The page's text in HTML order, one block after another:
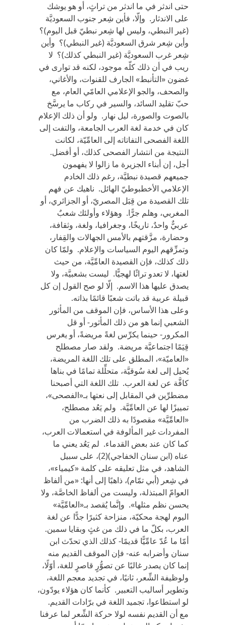
حتى اندثر في ما اندثر من تراثٍ، أو هو يوشك
على الاندثار. وإلّا، فأين شِعر جنوب السعوديَّة
(غير النبطي، وليس لها شِعر نبطيّ قبل اليوم)؟
وأين شِعر شرق السعوديَّة (غير النبطي)؟ وأين
شِعر غرب السعوديَّة (غير النبطي كذلك)؟ لا
ريب في أن ذلك كلّه موجود، لكنه قد توارى في
غضون «التأنبط» الجارف للقنوات، والأغاني،
والصحف، والجو الإعلامي العامّي العام، مع
حبّ تقليد السائد، والسير في ركاب ما يرسَّخ
بالصوت والصورة، ليل نهار. ولو أن ذلك الإعلام
كان في خدمة لغة العرب الجامعة، والتفت إلى
اللغة الفصحى التفاتاته إلى العامِّيّة، لكانت
النتيجة من انتشار الفصحى كذلك، أو أفضل.
أجل، إن أبناء الجزيرة ما زالوا لا يفهمون
جميعهم قصيدة نبطيَّة، رغم ذلك الخادم
الإعلامي الأخطبوطيّ الهائل. ناهيك عن فهم
تلك القصيدة من قِبَل المصريّ، أو الجزائري، أو
المغربي، وهلم جرًّا. وهؤلاء وأولئك شعبٌ
عربيٌّ واحدٌ، تاريخًا، وجغرافيا، ولغة، وثقافة،
وحضارة، مزَّقتهم بالأمس الجهالات والقِفار،
وتمزِّقهم اليوم السياسات والإعلام. ولمّا كان
ذلك كذلك، فإن القصيدة العامِّيَّة، من حيث
لغتها، لا تعدو تراثًا لهجيًّا. ليست بشعبيَّة، ولا
يصدق عليها هذا الاسم. إلّا لو صح القول إن كل
قبيلة عربية قد باتت شعبًا قائمًا بذاته.
وعلى هذا الأساس، فإن الموقف من المأثور
الشعبي إنما هو من ذلك المأثور- أو قل
المكرور- حينما يكرِّس لغةً مريضةً، أو يغرس
قِيَمًا اجتماعيَّة مريضة. ولقد صار مصطلح
«العاميّة»، المطلق على تلك اللغة المريضة،
يُحيل إلى لغة سُوقيَّة، متحلِّلة تمامًا في بناها
كافَّة عن لغة العرب. تلك اللغة التي أصبحنا
مضطرِّين في المقابل إلى نعتها بـ«الفصحى»،
تمييزًا لها عن العامِّيَّة. ولم يَعُد مصطلح،
«العامِّيَّة» مقصودًا به ذلك الضرب من
المفردات غير المألوفة في استعمالات العرب،
كما كان عند بعض القدماء. لم يَعُد يعني ما
عناه (ابن سنان الخفاجي)(2)، على سبيل
الشاهد، في مثل تعليقه على كلمة «كيمياء»،
في شِعر (أبي تمّام)، ذاهبًا إلى أنها: «من ألفاظ
العوامّ المبتذلة، وليست من ألفاظ الخاصَّة، ولا
يحسن نظم مثلها». وإنَّما يُقصد بـ«العامِّيَّة»
اليوم لهجة محكيّة، منزاحة كثيرًا جدًّا عن لغة
العرب، بكلّ ما في ذلك من غثٍ وبقايا سمين.
أمّا ما عُدّ عامِّيًّا قديمًا- كذلك الذي تحدّث ابن
سنان وأضرابه عنه- فإن الموقف القديم منه
إنما كان يصدر غالبًا عن تصوُّرٍ قاصرٍ للغة، أوّلًا،
ولوظيفة الشِّعر، ثانيًا، في تجديد معجم اللغة،
وتطوير أساليب التعبير. كأنما كان هؤلاء يودّون،
لو استطاعوا، تجميد اللغة في برّادات القديم.
مع أن القديم نفسه لولا حركة الشِّعر لما عرفنا